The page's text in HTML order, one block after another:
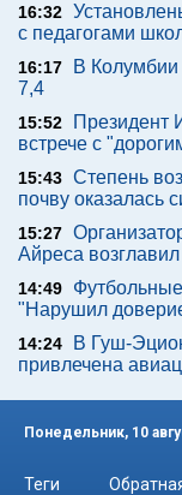
16:32
с педагогами
16:17
В Колумбии
7,4
15:52
Президент
встрече с
15:43 Степень
почву оказалась
15:27
Айреса
14:49
"Нарушил
14:24
В Гуш-
привлечена
Понедельник, 10
Теги